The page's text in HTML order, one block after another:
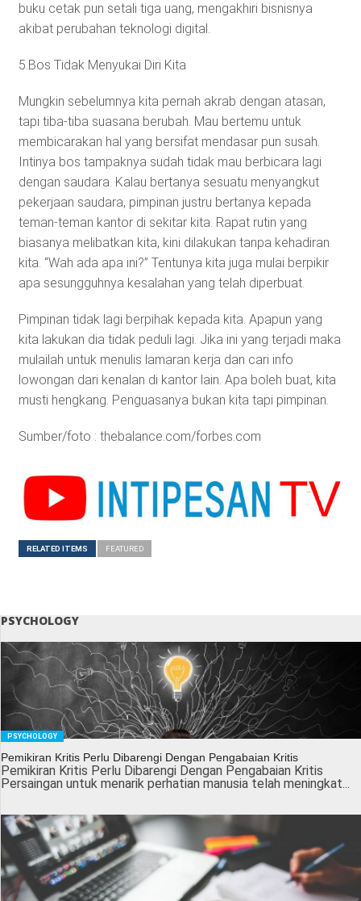
buku cetak pun setali tiga uang, mengakhiri bisnisnya
akibat perubahan teknologi digital.
5.Bos Tidak Menyukai Diri Kita
Mungkin sebelumnya kita pernah akrab dengan atasan,
tapi tiba-tiba suasana berubah. Mau bertemu untuk
membicarakan hal yang bersifat mendasar pun susah.
Intinya bos tampaknya sudah tidak mau berbicara lagi
dengan saudara. Kalau bertanya sesuatu menyangkut
pekerjaan saudara, pimpinan justru bertanya kepada
teman-teman kantor di sekitar kita. Rapat rutin yang
biasanya melibatkan kita, kini dilakukan tanpa kehadiran
kita. “Wah ada apa ini?” Tentunya kita juga mulai berpikir
apa sesungguhnya kesalahan yang telah diperbuat.
Pimpinan tidak lagi berpihak kepada kita. Apapun yang
kita lakukan dia tidak peduli lagi. Jika ini yang terjadi maka
mulailah untuk menulis lamaran kerja dan cari info
lowongan dari kenalan di kantor lain. Apa boleh buat, kita
musti hengkang. Penguasanya bukan kita tapi pimpinan.
Sumber/foto : thebalance.com/forbes.com
RELATED ITEMS FEATURED
PSYCHOLOGY
PSYCHOLOGY
Pemikiran Kritis Perlu Dibarengi Dengan Pengabaian Kritis
Pemikiran Kritis Perlu Dibarengi Dengan Pengabaian Kritis
Persaingan untuk menarik perhatian manusia telah meningkat...